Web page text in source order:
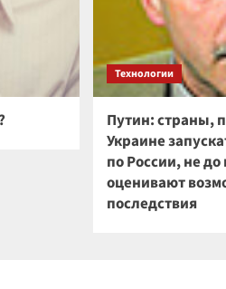
Технологии
Путин: страны,
Украине
по России, не до
оценивают
последствия